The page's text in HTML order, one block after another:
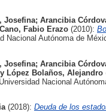
Josefina; Arancibia
Fabio Erazo (2010):
Nacional Autónoma de
Josefina; Arancibia
y López Bolaños, Alejandro
Universidad Nacional
(2018): Deuda de los